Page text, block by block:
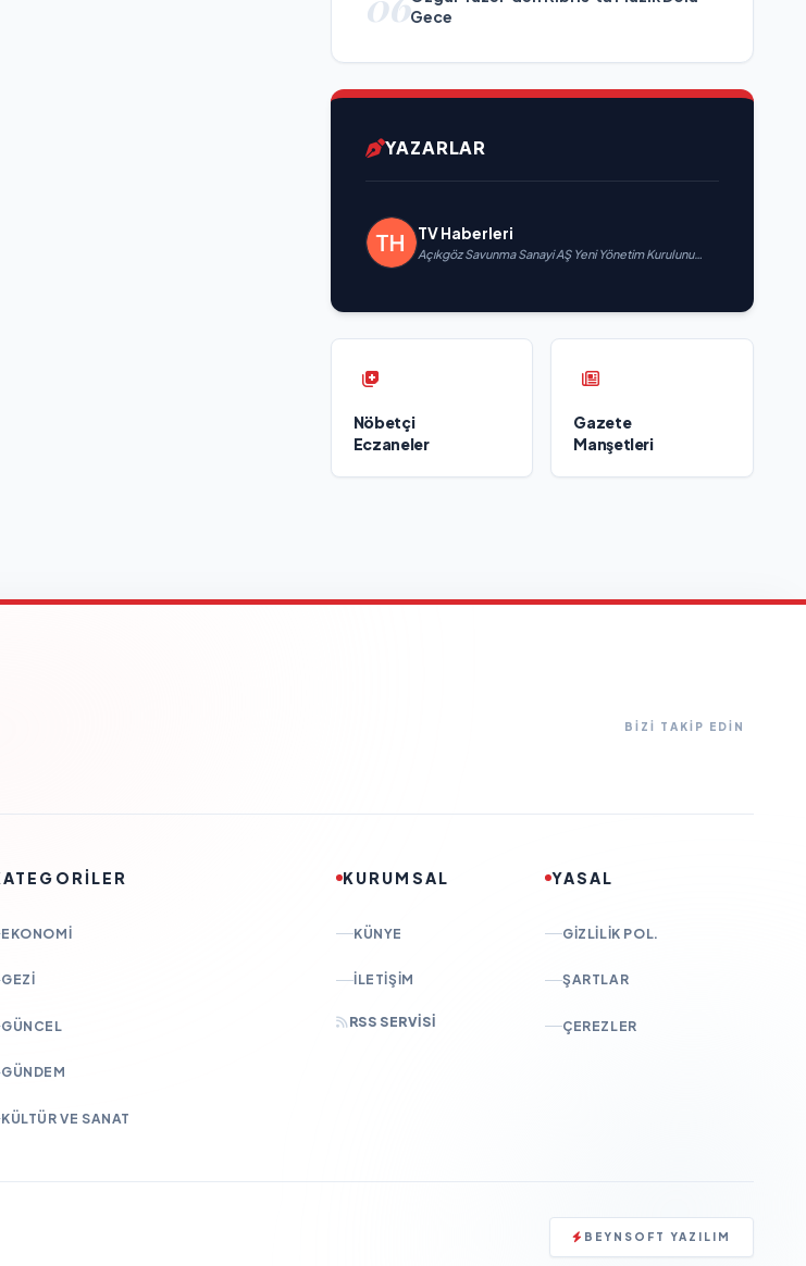
Gece
YAZARLAR
TV Haberleri
Açıkgöz Savunma Sanayi AŞ Yeni Yönetim Kurulunu
Nöbetçi
Eczaneler
Gazete
Manşetleri
BİZİ TAKİP EDİN
EKONOMI
GEZI
GÜNCEL
GÜNDEM
KÜLTÜR VE SANAT
KURUMSAL
KÜNYE
İLETIŞIM
RSS SERVISI
YASAL
GIZLILIK POL.
ŞARTLAR
ÇEREZLER
BEYNSOFT YAZILIM